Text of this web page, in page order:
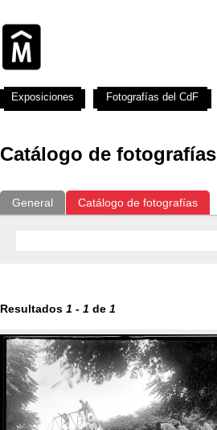
Catálogo de fotografías
General Catálogo de fotografías
Resultados 1 - 1 de 1
Exposiciones Fotografías del CdF